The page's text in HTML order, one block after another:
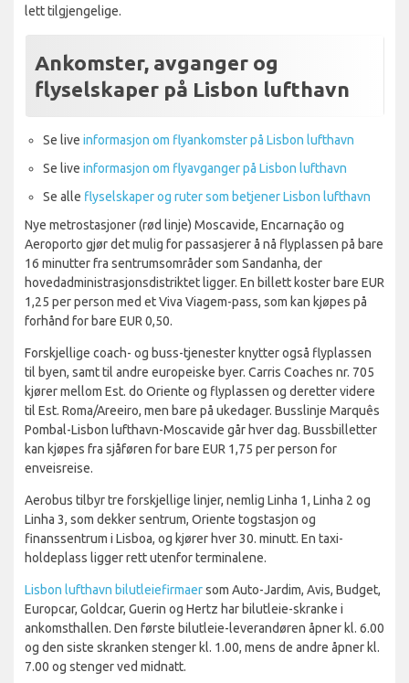
lett tilgjengelige.
Ankomster, avganger og
flyselskaper på Lisbon lufthavn
Se live informasjon om flyankomster på Lisbon lufthavn
Se live informasjon om flyavganger på Lisbon lufthavn
Se alle flyselskaper og ruter som betjener Lisbon lufthavn
Nye metrostasjoner (rød linje) Moscavide, Encarnação og
Aeroporto gjør det mulig for passasjerer å nå flyplassen på bare
16 minutter fra sentrumsområder som Sandanha, der
hovedadministrasjonsdistriktet ligger. En billett koster bare EUR
1,25 per person med et Viva Viagem-pass, som kan kjøpes på
forhånd for bare EUR 0,50.
Forskjellige coach- og buss-tjenester knytter også flyplassen
til byen, samt til andre europeiske byer. Carris Coaches nr. 705
kjører mellom Est. do Oriente og flyplassen og deretter videre
til Est. Roma/Areeiro, men bare på ukedager. Busslinje Marquês
Pombal-Lisbon lufthavn-Moscavide går hver dag. Bussbilletter
kan kjøpes fra sjåføren for bare EUR 1,75 per person for
enveisreise.
Aerobus tilbyr tre forskjellige linjer, nemlig Linha 1, Linha 2 og
Linha 3, som dekker sentrum, Oriente togstasjon og
finanssentrum i Lisboa, og kjører hver 30. minutt. En taxi-
holdeplass ligger rett utenfor terminalene.
Lisbon lufthavn bilutleiefirmaersom Auto-Jardim, Avis, Budget,
Europcar, Goldcar, Guerin og Hertz har bilutleie-skranke i
ankomsthallen. Den første bilutleie-leverandøren åpner kl. 6.00
og den siste skranken stenger kl. 1.00, mens de andre åpner kl.
7.00 og stenger ved midnatt.